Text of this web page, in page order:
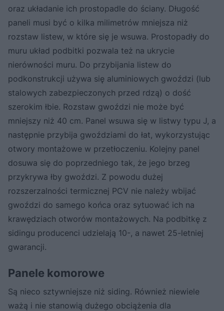
oraz układanie ich prostopadle do ściany. Długość
paneli musi być o kilka milimetrów mniejsza niż
rozstaw listew, w które się je wsuwa. Prostopadły do
muru układ podbitki pozwala też na ukrycie
nierówności muru. Do przybijania listew do
podkonstrukcji używa się aluminiowych gwoździ (lub
stalowych zabezpieczonych przed rdzą) o dość
szerokim łbie. Rozstaw gwoździ nie może być
mniejszy niż 40 cm. Panel wsuwa się w listwy typu J, a
następnie przybija gwoździami do łat, wykorzystując
otwory montażowe w przetłoczeniu. Kolejny panel
dosuwa się do poprzedniego tak, że jego brzeg
przykrywa łby gwoździ. Z powodu dużej
rozszerzalności termicznej PCV nie należy wbijać
gwoździ do samego końca oraz sytuować ich na
krawędziach otworów montażowych. Na podbitkę z
sidingu producenci udzielają 10-, a nawet 25-letniej
gwarancji.
Panele komorowe
Są nieco sztywniejsze niż siding. Również niewiele
ważą i nie stanowią dużego obciążenia dla